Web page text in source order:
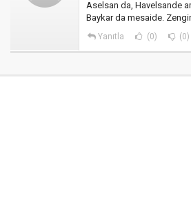
Aselsan da, Havelsande
Baykar da mesaide.
Yanıtla (0) (0)